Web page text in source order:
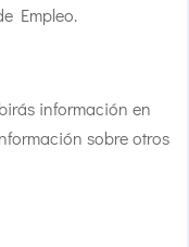
Empleo.
información en
sobre otros